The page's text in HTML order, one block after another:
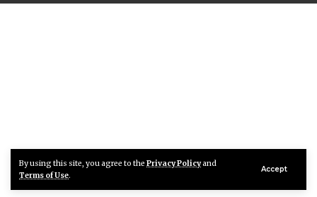
By using this site, you agree to the Privacy Policyand
Terms of Use.
Accept